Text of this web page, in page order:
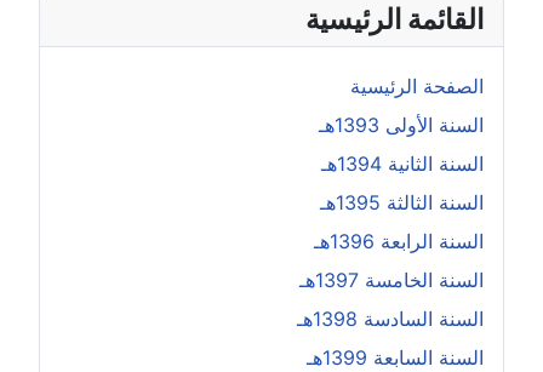
القائمة الرئيسية
الصفحة الرئيسية
السنة الأولى 1393هـ
السنة الثانية 1394هـ
السنة الثالثة 1395هـ
السنة الرابعة 1396هـ
السنة الخامسة 1397هـ
السنة السادسة 1398هـ
السنة السابعة 1399هـ